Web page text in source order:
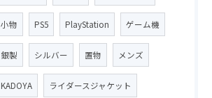
小物 PS5 PlayStation ゲーム機
銀製 シルバー 置物 メンズ
KADOYA ライダースジャケット